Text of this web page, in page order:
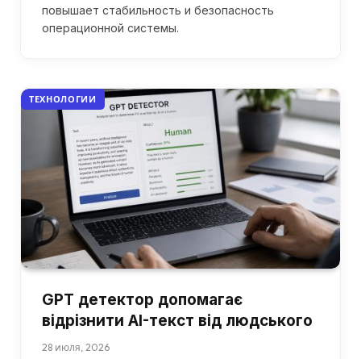
повышает стабильность и безопасность
операционной системы.
ТЕХНОЛОГИИ
GPT детектор допомагає
відрізнити AI-текст від людського
28 июля, 2026